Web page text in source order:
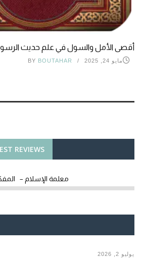
أقصى الأمل والسول في علم حديث
مايو 24, 2025 BY BOUTAHAR
REVIEWS
معلمة الإسلام – المفكر
يوليو 2, 2026